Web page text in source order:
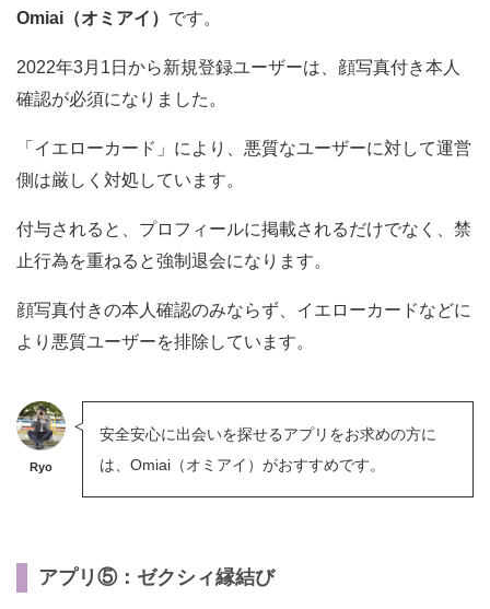
Omiai（オミアイ） です。
2022年3月1日から新規登録ユーザーは、顔写真付き本人
確認が必須になりました。
「イエローカード」により、悪質なユーザーに対して運営
側は厳しく対処しています。
付与されると、プロフィールに掲載されるだけでなく、禁
止行為を重ねると強制退会になります。
顔写真付きの本人確認のみならず、イエローカードなどに
より悪質ユーザーを排除しています。
Ryo
安全安心に出会いを探せるアプリをお求めの方に
は、Omiai（オミアイ）がおすすめです。
アプリ⑤：ゼクシィ縁結び